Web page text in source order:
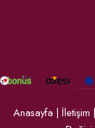
Anasayfa | İletişim |